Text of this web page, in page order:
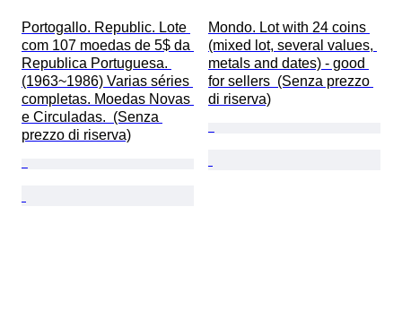
Portogallo. Republic. Lote
com 107 moedas de 5$ da
Republica Portuguesa.
(1963~1986) Varias séries
completas. Moedas Novas
e Circuladas.  (Senza
prezzo di riserva)
Mondo. Lot with 24 coins
(mixed lot, several values,
metals and dates) - good
for sellers  (Senza prezzo
di riserva)